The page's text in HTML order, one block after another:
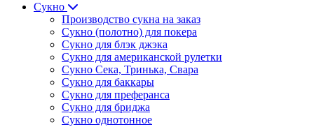
Сукно
Производство сукна на заказ
Сукно (полотно) для покера
Сукно для блэк джэка
Сукно для американской рулетки
Сукно Сека, Тринька, Свара
Сукно для баккары
Сукно для преферанса
Сукно для бриджа
Сукно однотонное